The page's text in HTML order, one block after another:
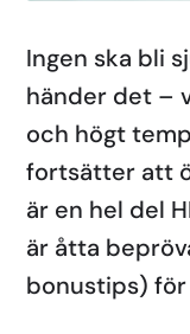
Ingen ska bli
händer det –
och högt
fortsätter att
är en hel del
är åtta
bonustips)